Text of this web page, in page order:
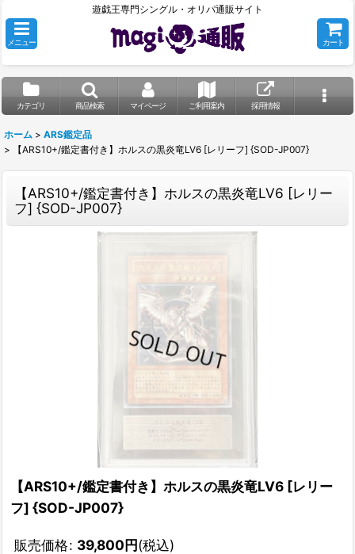
遊戯王専門シングル・オリパ通販サイト
メニュー カート
カテゴリ 商品検索 マイページ ご利用案内 採用情報
ホーム > ARS鑑定品
>
【ARS10+/鑑定書付き】ホルスの黒炎竜LV6 [レリーフ] {SOD-JP007}
【ARS10+/鑑定書付き】ホルスの黒炎竜LV6 [レリー
フ] {SOD-JP007}
【ARS10+/鑑定書付き】ホルスの黒炎竜LV6 [レリー
フ] {SOD-JP007}
販売価格: 39,800円(税込)